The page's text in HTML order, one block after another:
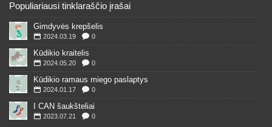
Populiariausi tinklaraščio įrašai
Gimdyvės krepšelis
2024.03.19 0
Kūdikio kraitelis
2024.05.20 0
Kūdikio ramaus miego paslaptys
2024.01.17 0
I CAN šaukšteliai
2023.07.21 0